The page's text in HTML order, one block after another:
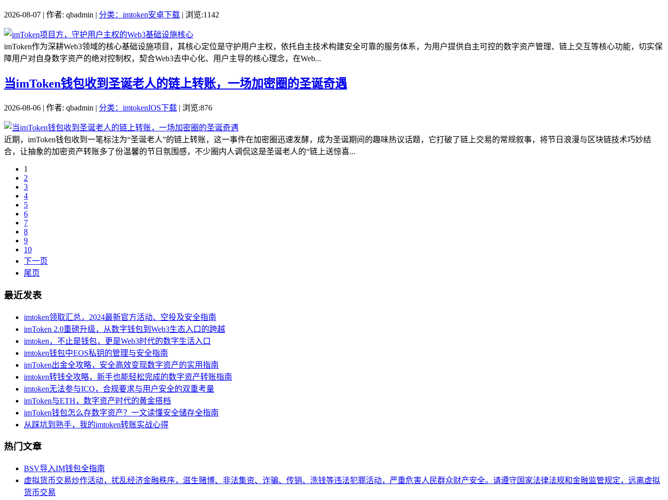
2026-08-07 | 作者: qbadmin | 分类：imtoken安卓下载 | 浏览:1142
imToken作为深耕Web3领域的核心基础设施项目，其核心定位是守护用户主权，依托自主技术构建安全可靠的服务体系，为用户提供自主可控的数字资产管理、链上交互等核心功能，切实保
障用户对自身数字资产的绝对控制权，契合Web3去中心化、用户主导的核心理念，在Web...
当imToken钱包收到圣诞老人的链上转账，一场加密圈的圣诞奇遇
2026-08-06 | 作者: qbadmin | 分类：imtokenIOS下载 | 浏览:876
近期，imToken钱包收到一笔标注为“圣诞老人”的链上转账，这一事件在加密圈迅速发酵，成为圣诞期间的趣味热议话题，它打破了链上交易的常规叙事，将节日浪漫与区块链技术巧妙结
合，让抽象的加密资产转账多了份温馨的节日氛围感，不少圈内人调侃这是圣诞老人的“链上送惊喜...
1
2
3
4
5
6
7
8
9
10
下一页
尾页
最近发表
imtoken领取汇总，2024最新官方活动、空投及安全指南
imToken 2.0重磅升级，从数字钱包到Web3生态入口的跨越
imtoken，不止是钱包，更是Web3时代的数字生活入口
imtoken钱包中EOS私钥的管理与安全指南
imToken出金全攻略，安全高效变现数字资产的实用指南
imtoken转钱全攻略，新手也能轻松完成的数字资产转账指南
imtoken无法参与ICO，合规要求与用户安全的双重考量
imToken与ETH，数字资产时代的黄金搭档
imToken钱包怎么存数字资产？一文读懂安全储存全指南
从踩坑到熟手，我的imtoken转账实战心得
热门文章
BSV导入IM钱包全指南
虚拟货币交易炒作活动，扰乱经济金融秩序，滋生赌博、非法集资、诈骗、传销、洗钱等违法犯罪活动，严重危害人民群众财产安全。请遵守国家法律法规和金融监管规定，远离虚拟
货币交易